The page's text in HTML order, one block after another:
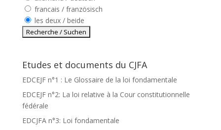
francais / französisch
les deux / beide
Etudes et documents du CJFA
EDCEJF n°1 : Le Glossaire de la loi fondamentale
EDCEJF n°2: La loi relative à la Cour constitutionnelle
fédérale
EDCJFA n°3: Loi fondamentale